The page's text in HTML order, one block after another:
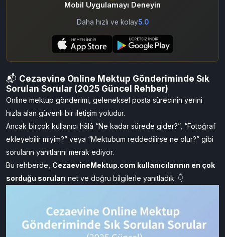
Mobil Uygulamayı Deneyin
📬Cezaevine Online Mektup Gönderiminde Sık
Sorulan Sorular (2025 Güncel Rehber)
Online mektup gönderimi, geleneksel posta sürecinin yerini
hızla alan güvenli bir iletişim yoludur.
Ancak birçok kullanıcı hâlâ “Ne kadar sürede gider?”, “Fotoğraf
Bu rehberde,CezaevineMektup.com kullanıcılarının en çok
sorduğu sorularınet ve doğru bilgilerle yanıtladık. 👇